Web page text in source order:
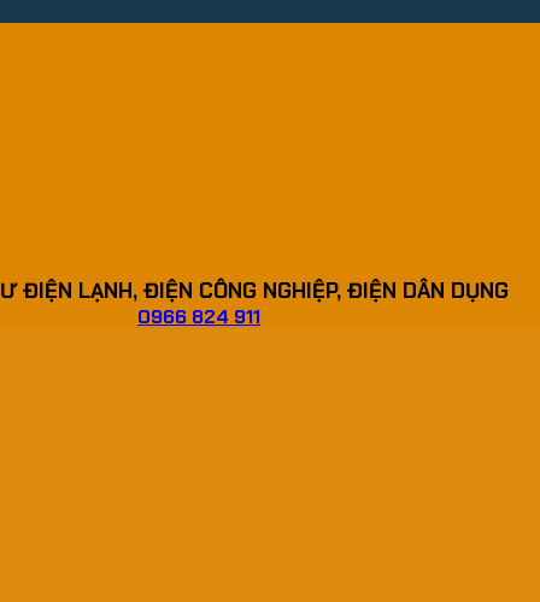
ĐIỆN LẠNH, ĐIỆN CÔNG NGHIỆP, ĐIỆN DÂN DỤNG
0966 824 911